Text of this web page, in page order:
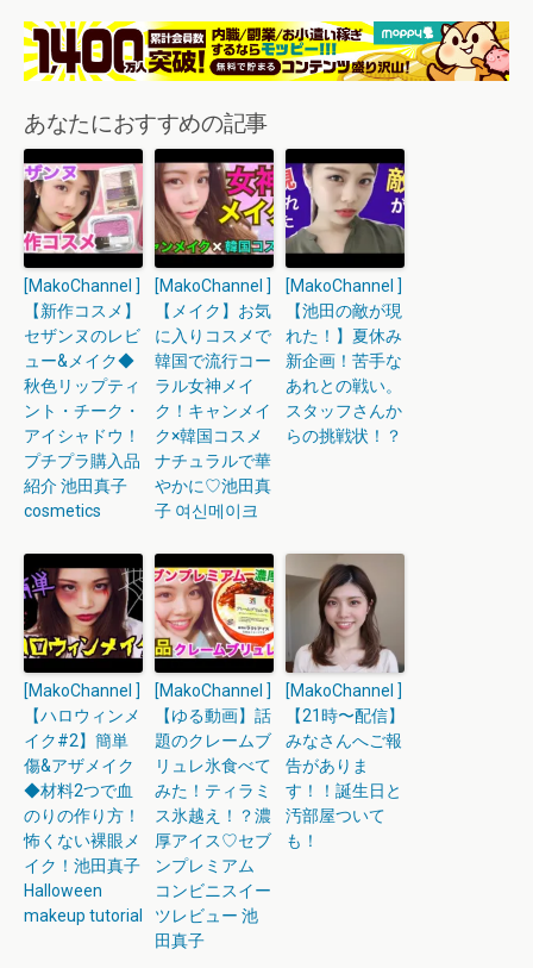
あなたにおすすめの記事
[MakoChannel ]
【新作コスメ】
セザンヌのレビ
ュー&メイク◆
秋色リップティ
ント・チーク・
アイシャドウ！
プチプラ購入品
紹介 池田真子
cosmetics
[MakoChannel ]
【メイク】お気
に入りコスメで
韓国で流行コー
ラル女神メイ
ク！キャンメイ
ク×韓国コスメ
ナチュラルで華
やかに♡池田真
子 여신메이크
[MakoChannel ]
【池田の敵が現
れた！】夏休み
新企画！苦手な
あれとの戦い。
スタッフさんか
らの挑戦状！？
[MakoChannel ]
【ハロウィンメ
イク#2】簡単
傷&アザメイク
◆材料2つで血
のりの作り方！
怖くない裸眼メ
イク！池田真子
Halloween
makeup tutorial
[MakoChannel ]
【ゆる動画】話
題のクレームブ
リュレ氷食べて
みた！ティラミ
ス氷越え！？濃
厚アイス♡セブ
ンプレミアム
コンビニスイー
ツレビュー 池
田真子
[MakoChannel ]
【21時〜配信】
みなさんへご報
告がありま
す！！誕生日と
汚部屋ついて
も！